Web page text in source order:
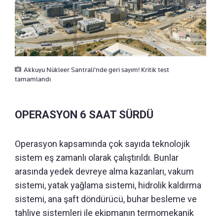
Akkuyu Nükleer Santrali'nde geri sayım! Kritik test
tamamlandı
OPERASYON 6 SAAT SÜRDÜ
Operasyon kapsamında çok sayıda teknolojik
sistem eş zamanlı olarak çalıştırıldı. Bunlar
arasında yedek devreye alma kazanları, vakum
sistemi, yatak yağlama sistemi, hidrolik kaldırma
sistemi, ana şaft döndürücü, buhar besleme ve
tahliye sistemleri ile ekipmanın termomekanik